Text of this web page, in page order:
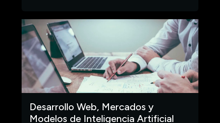
Desarrollo Web, Mercados y
Modelos de Inteligencia Artificial